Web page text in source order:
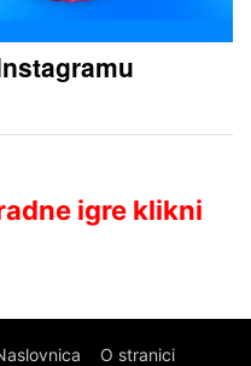
igre klikni
O stranici